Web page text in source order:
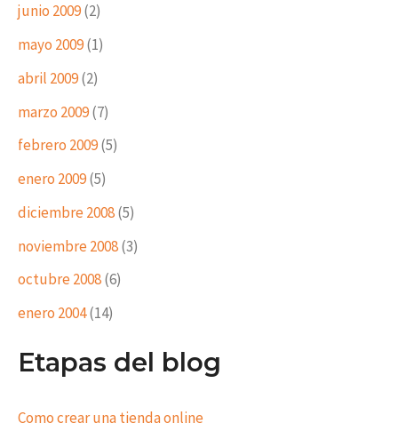
junio 2009(2)
mayo 2009(1)
abril 2009(2)
marzo 2009(7)
febrero 2009(5)
enero 2009(5)
diciembre 2008(5)
noviembre 2008(3)
octubre 2008(6)
enero 2004(14)
Etapas del blog
Como crear una tienda online